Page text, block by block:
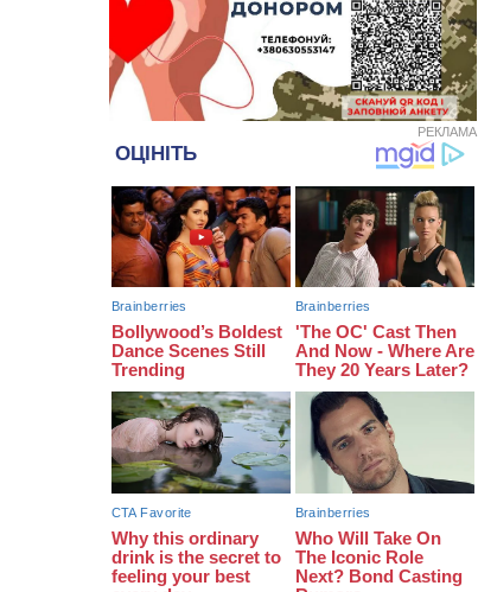
На Черкащині намолотили перший
мільйон тонн зерна нового врожаю
13:40
На Кам’янщині сталася масштабна
пожежа сміттєзвалища
На Черкащині сьогодні очікують
грози, зливи, град та шквали до 22
12:50
Внаслідок падіння вертольота
загинув 28-річний захисник зі
Сміли
дорогу водії двох ВАЗів
РЕКЛАМА